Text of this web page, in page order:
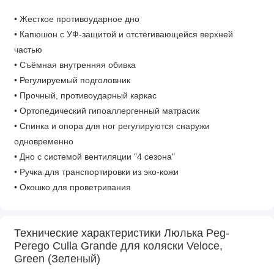
• Жесткое противоударное дно
• Капюшон с УФ-защитой и отстёгивающейся верхней
частью
• Съёмная внутренняя обивка
• Регулируемый подголовник
• Прочный, противоударный каркас
• Ортопедический гипоаллергенный матрасик
• Спинка и опора для ног регулируются снаружи
одновременно
• Дно с системой вентиляции "4 сезона"
• Ручка для транспортировки из эко-кожи
• Окошко для проветривания
Габариты
Технические характеристики Люлька Peg-
Perego Culla Grande для коляски Veloce,
Green (Зеленый)